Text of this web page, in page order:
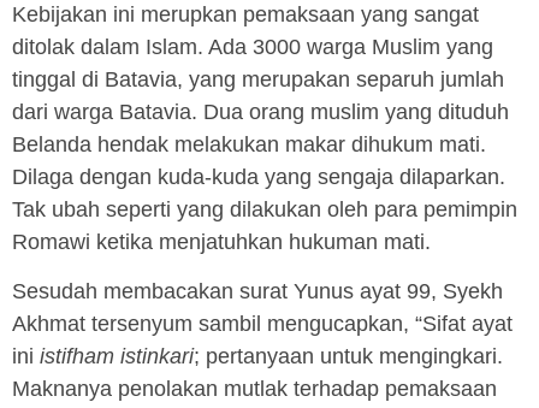
Kebijakan ini merupkan pemaksaan yang sangat
ditolak dalam Islam. Ada 3000 warga Muslim yang
tinggal di Batavia, yang merupakan separuh jumlah
dari warga Batavia. Dua orang muslim yang dituduh
Belanda hendak melakukan makar dihukum mati.
Dilaga dengan kuda-kuda yang sengaja dilaparkan.
Tak ubah seperti yang dilakukan oleh para pemimpin
Romawi ketika menjatuhkan hukuman mati.
Sesudah membacakan surat Yunus ayat 99, Syekh
Akhmat tersenyum sambil mengucapkan, “Sifat ayat
ini istifham istinkari; pertanyaan untuk mengingkari.
Maknanya penolakan mutlak terhadap pemaksaan